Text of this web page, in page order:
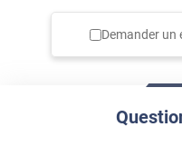
Demander un